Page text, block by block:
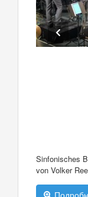
Sinfonisches
von Volker